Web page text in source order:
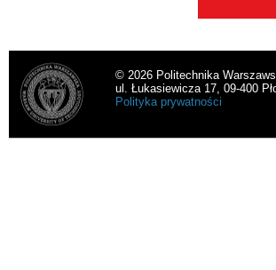
© 2026 Politechnika
ul. Łukasiewicza 17, 09-400
Polityka prywatności